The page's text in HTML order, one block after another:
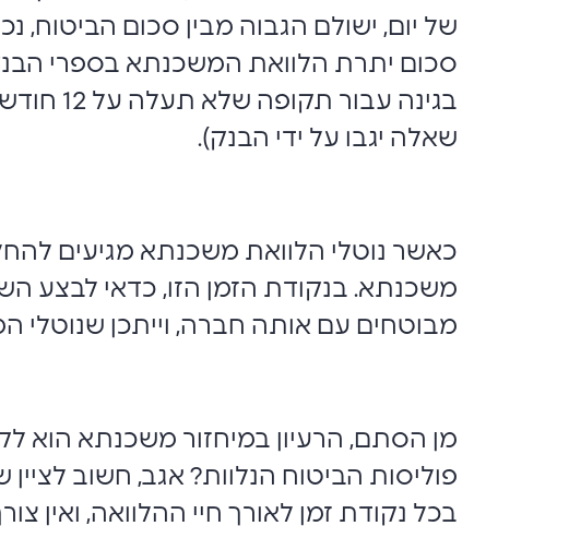
של יום, ישולם הגבוה מבין סכום
סכום יתרת הלוואת המשכנתא בספרי
בגינה
שאלה יגבו על ידי הבנק).
כאשר נוטלי הלוואת משכנתא מגיעים
משכנתא. בנקודת הזמן הזו, כדאי לבצע
מבוטחים עם אותה חברה, וייתכן
מן הסתם, הרעיון במיחזור משכנתא הוא
פוליסות הביטוח הנלוות? אגב, חשוב
בכל נקודת זמן לאורך חיי ההלוואה,